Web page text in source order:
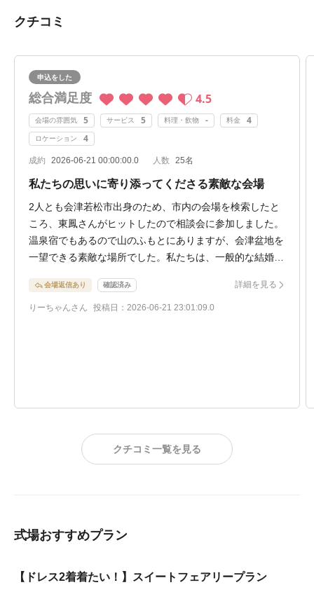
クチコミ
申込をした
総合満足度 4.5
会場の雰囲気 5 サービス 5 料理・飲物 - 料金 4
ロケーション 4
成約 2026-06-21 00:00:00.0 人数 25名
私たちの思いに寄り添ってくださる素敵な会場
2人とも会津若松市出身のため、市内の会場を検索したと
ころ、東鳳さんがヒットしたので相談会に参加しました。
温泉宿でもあるので山のふもとにありますが、会津盆地を
一望できる素敵な場所でした。私たちは、一般的な結婚
した結婚式の二次会のような、人前式にしたいと思ってお
り、担当のプランナーの方と何度もメールでやり取りをさ
もなるのが嬉しい特典です。
会場返信あり 確認済み 詳細を見る
りーちゃんさん 投稿日：2026-06-21 23:01:09.0
クチコミ一覧を見る
式場おすすめプラン
【ドレス2着着たい！】スイートフェアリープラン